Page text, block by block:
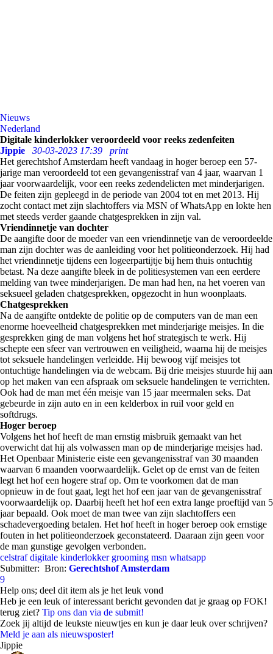
Nieuws
Nederland
Digitale kinderlokker veroordeeld voor reeks zedenfeiten
Jippie
30-03-2023 17:39
print
Het gerechtshof Amsterdam heeft vandaag in hoger beroep een 57-
jarige man veroordeeld tot een gevangenisstraf van 4 jaar, waarvan 1
jaar voorwaardelijk, voor een reeks zedendelicten met minderjarigen.
De feiten zijn gepleegd in de periode van 2004 tot en met 2013. Hij
zocht contact met zijn slachtoffers via MSN of WhatsApp en lokte hen
met steeds verder gaande chatgesprekken in zijn val.
Vriendinnetje van dochter
De aangifte door de moeder van een vriendinnetje van de veroordeelde
man zijn dochter was de aanleiding voor het politieonderzoek. Hij had
het vriendinnetje tijdens een logeerpartijtje bij hem thuis ontuchtig
betast. Na deze aangifte bleek in de politiesystemen van een eerdere
melding van twee minderjarigen. De man had hen, na het voeren van
seksueel geladen chatgesprekken, opgezocht in hun woonplaats.
Chatgesprekken
Na de aangifte ontdekte de politie op de computers van de man een
enorme hoeveelheid chatgesprekken met minderjarige meisjes. In die
gesprekken ging de man volgens het hof strategisch te werk. Hij
schepte een sfeer van vertrouwen en veiligheid, waarna hij de meisjes
tot seksuele handelingen verleidde. Hij bewoog vijf meisjes tot
ontuchtige handelingen via de webcam. Bij drie meisjes stuurde hij aan
op het maken van een afspraak om seksuele handelingen te verrichten.
Ook had de man met één meisje van 15 jaar meermalen seks. Dat
gebeurde in zijn auto en in een kelderbox in ruil voor geld en
softdrugs.
Hoger beroep
Volgens het hof heeft de man ernstig misbruik gemaakt van het
overwicht dat hij als volwassen man op de minderjarige meisjes had.
Het Openbaar Ministerie eiste een gevangenisstraf van 30 maanden
waarvan 6 maanden voorwaardelijk. Gelet op de ernst van de feiten
legt het hof een hogere straf op. Om te voorkomen dat de man
opnieuw in de fout gaat, legt het hof een jaar van de gevangenisstraf
voorwaardelijk op. Daarbij heeft het hof een extra lange proeftijd van 5
jaar bepaald. Ook moet de man twee van zijn slachtoffers een
schadevergoeding betalen. Het hof heeft in hoger beroep ook ernstige
fouten in het politieonderzoek geconstateerd. Daaraan zijn geen voor
de man gunstige gevolgen verbonden.
celstraf digitale kinderlokker grooming msn whatsapp
Submitter: Bron: Gerechtshof Amsterdam
9
Help ons; deel dit item als je het leuk vond
Heb je een leuk of interessant bericht gevonden dat je graag op FOK!
terug ziet? Tip ons dan via de submit!
Zoek jij altijd de leukste nieuwtjes en kun je daar leuk over schrijven?
Meld je aan als nieuwsposter!
Jippie